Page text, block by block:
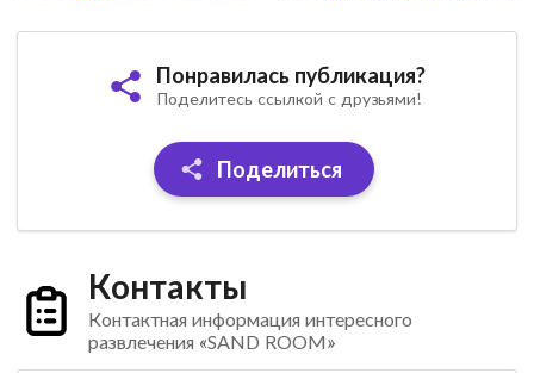
Понравилась публикация?
Поделитесь ссылкой с друзьями!
Поделиться
Контакты
Контактная информация интересного
развлечения «SAND ROOM»